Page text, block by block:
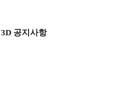
공지사항